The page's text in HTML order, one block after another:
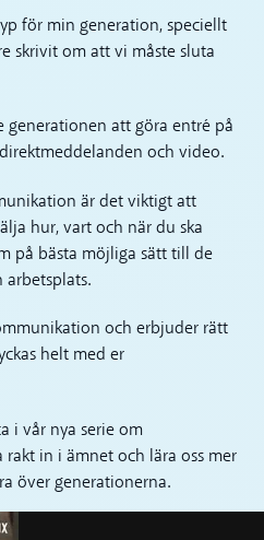
för min generation, speciellt
skrivit om att vi måste sluta
generationen att göra entré på
och video.
är det viktigt att
hur, vart och när du ska
på bästa möjliga sätt till de
arbetsplats.
och erbjuder rätt
helt med er
i vår nya serie om
rakt in i ämnet och lära oss mer
över generationerna.